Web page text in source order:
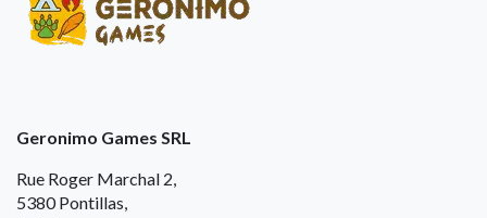
Geronimo Games SRL
Rue Roger Marchal 2,
5380 Pontillas,